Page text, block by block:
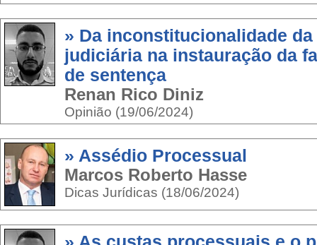
» Da inconstitucionalidade
judiciária na instauração da
de sentença
Renan Rico Diniz
Opinião (19/06/2024)
» Assédio Processual
Marcos Roberto Hasse
Dicas Jurídicas (18/06/2024)